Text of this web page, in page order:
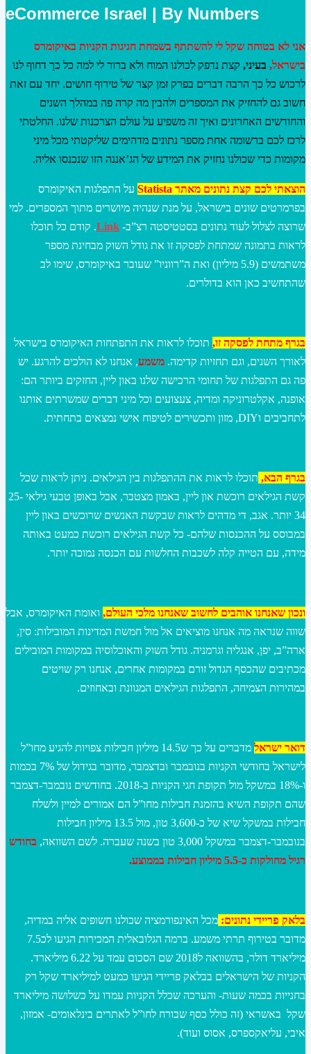
eCommerce Israel | By Numbers
אני לא בטוחה שקל לי להשתתף בשמחת חגיגות הקניות באיקומרס
בישראל, בעיני, קצת נדפק לכולנו המוח ולא ברור לי למה כל כך דחוף לנו
לרכוש כל כך הרבה דברים בפרק זמן קצר של טירוף חושים. יחד עם זאת
חשוב גם להחזיק את המספרים ולהבין מה קרה פה במהלך השנים
והחודשים האחרונים ואיך זה משפיע על עולם הצרכנות שלנו. החלטתי
לרכז לכם ברשומה אחת מספר נתונים מדהימים שליקטתי מכל מיני
מקומות כדי שכולנו נחזיק את המידע של הג’אננה הזו שנכנסו אליה.
הוצאתי לכם קצת נתונים מאתר Statista
על התפלגות האיקומרס
בפרמרטים שונים בישראל, על מנת שנהיה מיושרים מתוך המספרים. למי
שרוצה לצלול לעוד נתונים בסטטיסטה רצ”ב- Link. קודם כל תוכלו
לראות בתמונה שמתחת לפסקה זו את גודל השוק מבחינת מספר
משתמשים (5.9 מיליון) ואת ה”רווניו” שעובר באיקומרס, שימו לב
שהתחשיב כאן הוא בדולרים.
בגרף מתחת לפסקה זו, תוכלו לראות את התפתחות האיקומרס בישראל
לאורך השנים, וגם תחזיות קדימה. משמע, אנחנו לא הולכים להרגע. יש
פה גם התפלגות של תחומי הרכישה שלנו באון ליין, החזקים ביותר הם:
אופנה, אקלטרוניקה ומדיה, צעצועים וכל מיני דברים שמשרתים אותנו
לתחביבים וDIY, מזון ותכשירים לטיפוח אישי נמצאים בתחתית.
בגרף הבא, תוכלו לראות את ההתפלגות בין הגילאים. ניתן לראות שכל
קשת הגילאים רוכשת און ליין, באמון מצטבר, אבל באופן טבעי גילאי 25-
34 יותר. אגב, די מדהים לראות שבקשת האנשים שרוכשים באון ליין
במבוסס על ההכנסות שלהם- כל קשת הגילאים רוכשת כמעט באותה
מידה, עם הטייה קלה לשכבות החלשות עם הכנסה נמוכה יותר.
ונכון שאנחנו אוהבים לחשוב שאנחנו מלכי העולם, ואומת האיקומרס, אבל
שווה שנראה מה אנחנו מוציאים אל מול חמשת המדינות המובילות: סין,
ארה”ב, יפן, אנגליה וגרמניה. גודל השוק והאוכלוסיה במקומות המובילים
מכתיבים שהכסף הגדול זורם במקומות אחרים, אנחנו רק שויטים
במהירות הצמיחה, התפלגות הגילאים המגוונת ובאחוזים.
דואר ישראל
מדברים על כך ש14.5 מיליון חבילות צפויות להגיע מחו”ל
לישראל בחודשי הקניות בנובמבר ובדצמבר, מדובר בגידול של 7% בכמות
ו-18% במשקל מול תקופת חגי הקניות ב-2018. בחודשים נובמבר-דצמבר
שהם תקופת השיא בהזמנת חבילות מחו”ל הם אמורים למיין ולשלח
חבילות במשקל שיא של כ-3,600 טון, מול 13.5 מיליון חבילות
בנובמבר-דצמבר במשקל 3,000 טון בשנה שעברה. לשם השוואה,
בחודש
רגיל מחולקות כ-5.5 מיליון חבילות בממוצע.
בלאק פריידי נתונים: מכל האינפורמציה שכולנו חשופים אליה במדיה,
מדובר בטירוף תרתי משמע. ברמה הגלובאלית המכירות הגיעו לכ7.5
מיליארד דולר, בהשוואה ל2018 שם הסכום עמד על 6.22 מיליארד.
הקניות של הישראלים בבלאק פריידי הגיעו כמעט למיליארד שקל רק
בחנייות בכמה שעות- והערכה שכלל הקניות עמדו על כשלושה מיליארד
שקל באשראי (זה כולל כסף שבורח לחו”ל לאתרים בינלאומים- אמזון,
איבי, עליאקספרס, אסוס ועוד).